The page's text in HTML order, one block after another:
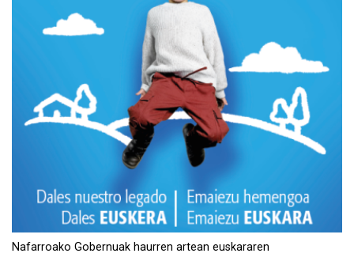
Nafarroako Gobernuak haurren artean euskararen